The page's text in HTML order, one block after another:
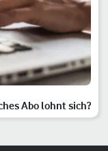
Abo lohnt sich?